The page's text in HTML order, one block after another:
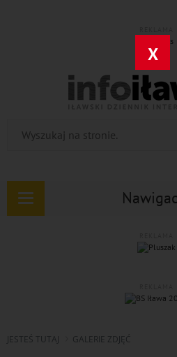
X
Rozwiń
JESTEŚ TUTAJ GALERIE ZDJĘĆ